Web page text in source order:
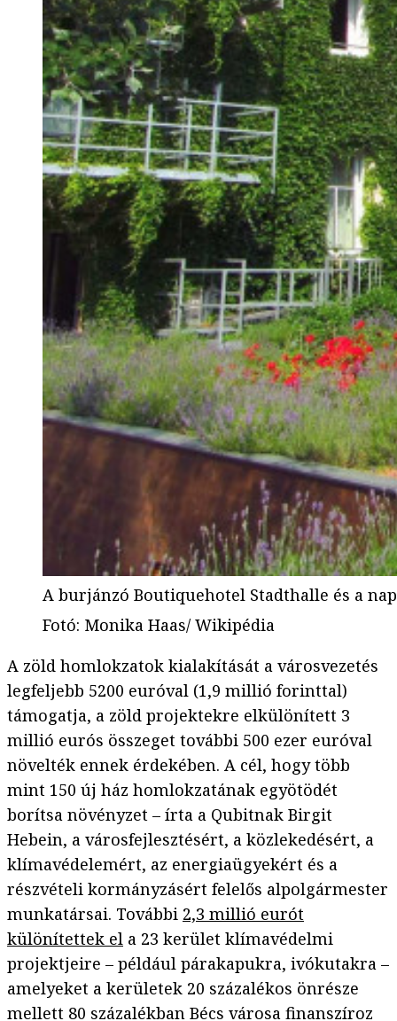
A burjánzó Boutiquehotel Stadthalle és a
Fotó: Monika Haas/ Wikipédia
A zöld homlokzatok kialakítását a városvezetés
legfeljebb 5200 euróval (1,9 millió forinttal)
támogatja, a zöld projektekre elkülönített 3
millió eurós összeget további 500 ezer euróval
növelték ennek érdekében. A cél, hogy több
mint 150 új ház homlokzatának egyötödét
borítsa növényzet – írta a Qubitnak Birgit
Hebein, a városfejlesztésért, a közlekedésért, a
klímavédelemért, az energiaügyekért és a
részvételi kormányzásért felelős alpolgármester
munkatársai. További 2,3 millió eurót
különítettek el a 23 kerület klímavédelmi
projektjeire – például párakapukra, ivókutakra –
amelyeket a kerületek 20 százalékos önrésze
mellett 80 százalékban Bécs városa finanszíroz